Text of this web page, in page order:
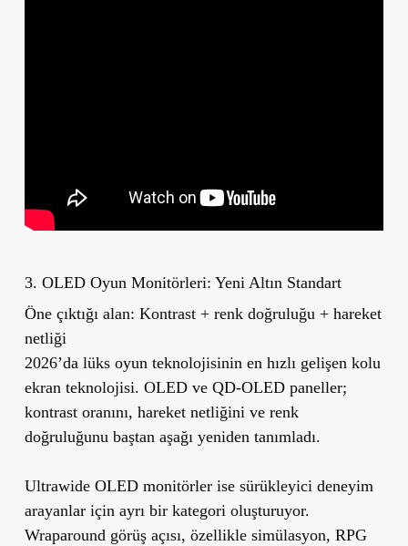
3. OLED Oyun Monitörleri: Yeni Altın Standart
Öne çıktığı alan: Kontrast + renk doğruluğu + hareket
netliği
2026’da lüks oyun teknolojisinin en hızlı gelişen kolu
ekran teknolojisi. OLED ve QD-OLED paneller;
kontrast oranını, hareket netliğini ve renk
doğruluğunu baştan aşağı yeniden tanımladı.
Ultrawide OLED monitörler ise sürükleyici deneyim
arayanlar için ayrı bir kategori oluşturuyor.
Wraparound görüş açısı, özellikle simülasyon, RPG